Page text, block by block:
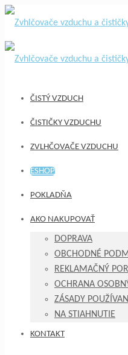
ČISTÝ VZDUCH
ČISTIČKY VZDUCHU
ZVLHČOVAČE VZDUCHU
ESHOP
POKLADŇA
AKO NAKUPOVAŤ
DOPRAVA
OBCHODNÉ
REKLAMAČNÝ
OCHRANA
ZÁSADY
NA STIAHNUTIE
KONTAKT